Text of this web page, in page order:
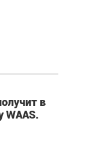
в
WAAS.